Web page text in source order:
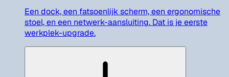
Een dock, een fatsoenlijk scherm, een ergonomische
stoel, en een netwerk-aansluiting. Dat is je eerste
werkplek-upgrade.